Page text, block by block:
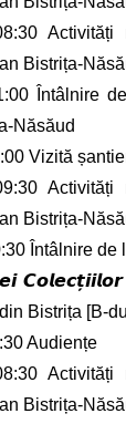
Activități
Bistrița-
Întâlnire
Năsăud
Vizită
Activități
Bistrița-
Întâlnire de
Bistrița [B-
Audiențe
Activități
Bistrița-